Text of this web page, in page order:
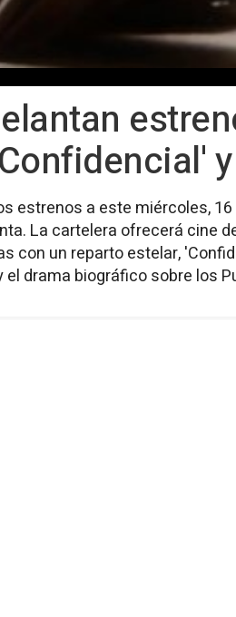
estrenos a este miércoles,
La cartelera ofrecerá cine
con un reparto estelar,
drama biográfico sobre los